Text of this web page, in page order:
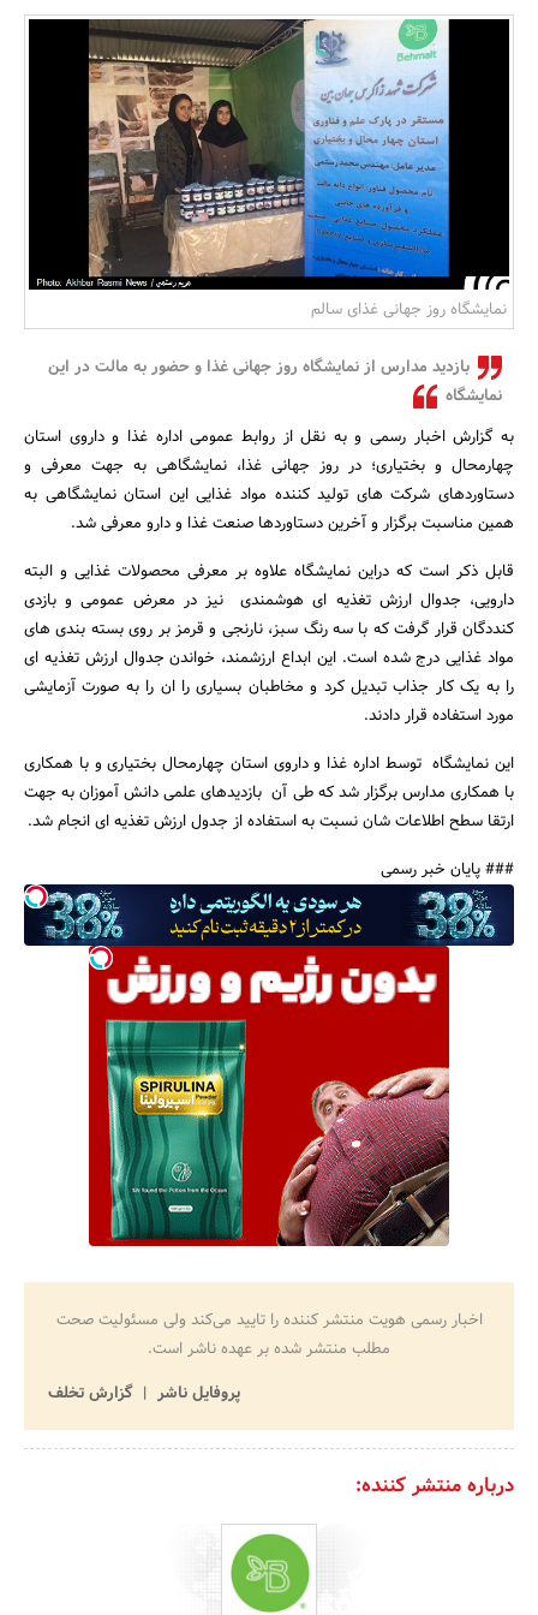
بانک، بیمه و سرمایه
مسکن و ساختمان
جستجو
نمایشگاه روز جهانی غذای سالم
بازدید مدارس از نمایشگاه روز جهانی غذا و حضور به مالت در این
نمایشگاه
به گزارش اخبار رسمی و به نقل از روابط عمومی اداره غذا و داروی استان
چهارمحال و بختیاری؛ در روز جهانی غذا، نمایشگاهی به جهت معرفی و
دستاوردهای شرکت های تولید کننده مواد غذایی این استان نمایشگاهی به
همین مناسبت برگزار و آخرین دستاوردها صنعت غذا و دارو معرفی شد.
قابل ذکر است که دراین نمایشگاه علاوه بر معرفی محصولات غذایی و البته
دارویی، جدوال ارزش تغذیه ای هوشمندی نیز در معرض عمومی و بازدی
کنددگان قرار گرفت که با سه رنگ سبز، نارنجی و قرمز بر روی بسته بندی های
مواد غذایی درج شده است. این ابداع ارزشمند، خواندن جدوال ارزش تغذیه ای
را به یک کار جذاب تبدیل کرد و مخاطبان بسیاری را ان را به صورت آزمایشی
مورد استفاده قرار دادند.
این نمایشگاه توسط اداره غذا و داروی استان چهارمحال بختیاری و با همکاری
با همکاری مدارس برگزار شد که طی آن بازدیدهای علمی دانش آموزان به جهت
ارتقا سطح اطلاعات شان نسبت به استفاده از جدول ارزش تغذیه ای انجام شد.
### پایان خبر رسمی
اخبار رسمی هویت منتشر کننده را تایید می‌کند ولی مسئولیت صحت
مطلب منتشر شده بر عهده ناشر است.
پروفایل ناشر
گزارش تخلف
درباره منتشر کننده: